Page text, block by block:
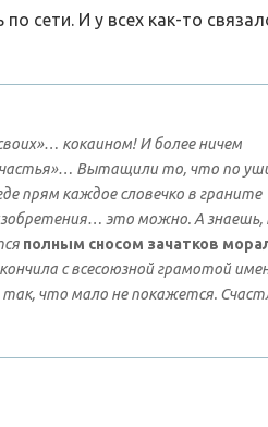
сети. И у всех как-то
кокаином! И более ничем
Вытащили то, что по
прям каждое словечко в граните
это можно. А знаешь,
полным сносом зачатков
с всесоюзной грамотой
так, что мало не покажется.